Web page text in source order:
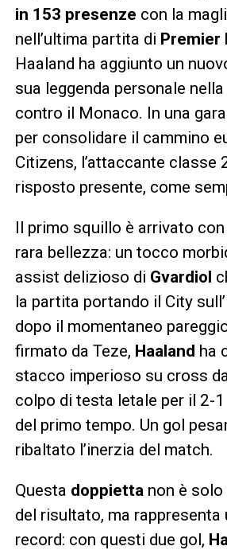
in 153 presenze con la
nell’ultima partita di Premier
Haaland ha aggiunto un
sua leggenda personale
contro il Monaco. In una
per consolidare il cammino
Citizens, l’attaccante classe
risposto presente, come
Il primo squillo è arrivato
rara bellezza: un tocco
assist delizioso di Gvardiol
la partita portando il City
dopo il momentaneo
firmato da Teze, Haaland ha
stacco imperioso su cross
colpo di testa letale per il 2-
del primo tempo. Un gol
ribaltato l’inerzia del match.
Questa doppietta non è
del risultato, ma rappresenta
record: con questi due gol,